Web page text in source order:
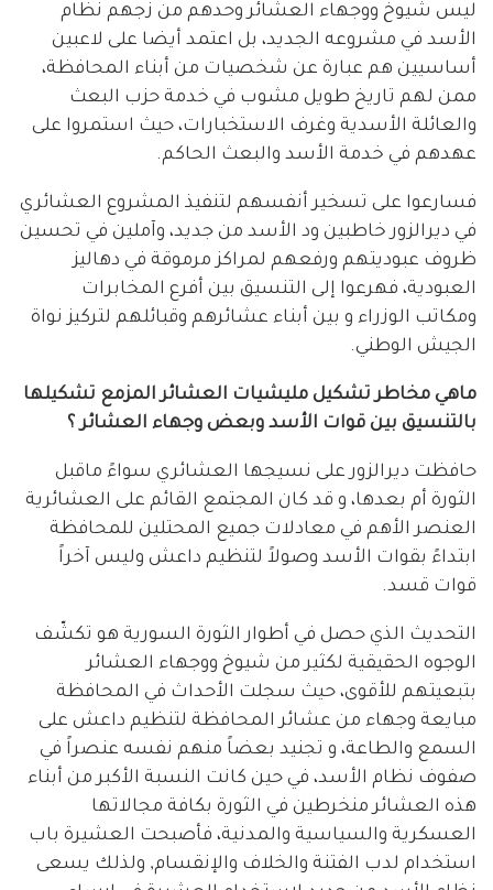
ليس شيوخ ووجهاء العشائر وحدهم من زجهم نظام
الأسد في مشروعه الجديد، بل اعتمد أيضا على لاعبين
أساسيين هم عبارة عن شخصيات من أبناء المحافظة،
ممن لهم تاريخ طويل مشوب في خدمة حزب البعث
والعائلة الأسدية وغرف الاستخبارات، حيث استمروا على
عهدهم في خدمة الأسد والبعث الحاكم.
فسارعوا على تسخير أنفسهم لتنفيذ المشروع العشائري
في ديرالزور خاطبين ود الأسد من جديد، وآملين في تحسين
ظروف عبوديتهم ورفعهم لمراكز مرموقة في دهاليز
العبودية، فهرعوا إلى التنسيق بين أفرع المخابرات
ومكاتب الوزراء و بين أبناء عشائرهم وقبائلهم لتركيز نواة
الجيش الوطني.
ماهي مخاطر تشكيل مليشيات العشائر المزمع تشكيلها
بالتنسيق بين قوات الأسد وبعض وجهاء العشائر ؟
حافظت ديرالزور على نسيجها العشائري سواءً ماقبل
الثورة أم بعدها، و قد كان المجتمع القائم على العشائرية
العنصر الأهم في معادلات جميع المحتلين للمحافظة
ابتداءً بقوات الأسد وصولاً لتنظيم داعش وليس آخراً
قوات قسد.
التحديث الذي حصل في أطوار الثورة السورية هو تكشّف
الوجوه الحقيقية لكثير من شيوخ ووجهاء العشائر
بتبعيتهم للأقوى، حيث سجلت الأحداث في المحافظة
مبايعة وجهاء من عشائر المحافظة لتنظيم داعش على
السمع والطاعة، و تجنيد بعضاً منهم نفسه عنصراً في
صفوف نظام الأسد، في حين كانت النسبة الأكبر من أبناء
هذه العشائر منخرطين في الثورة بكافة مجالاتها
العسكرية والسياسية والمدنية، فأصبحت العشيرة باب
استخدام لدب الفتنة والخلاف والإنقسام, ولذلك يسعى